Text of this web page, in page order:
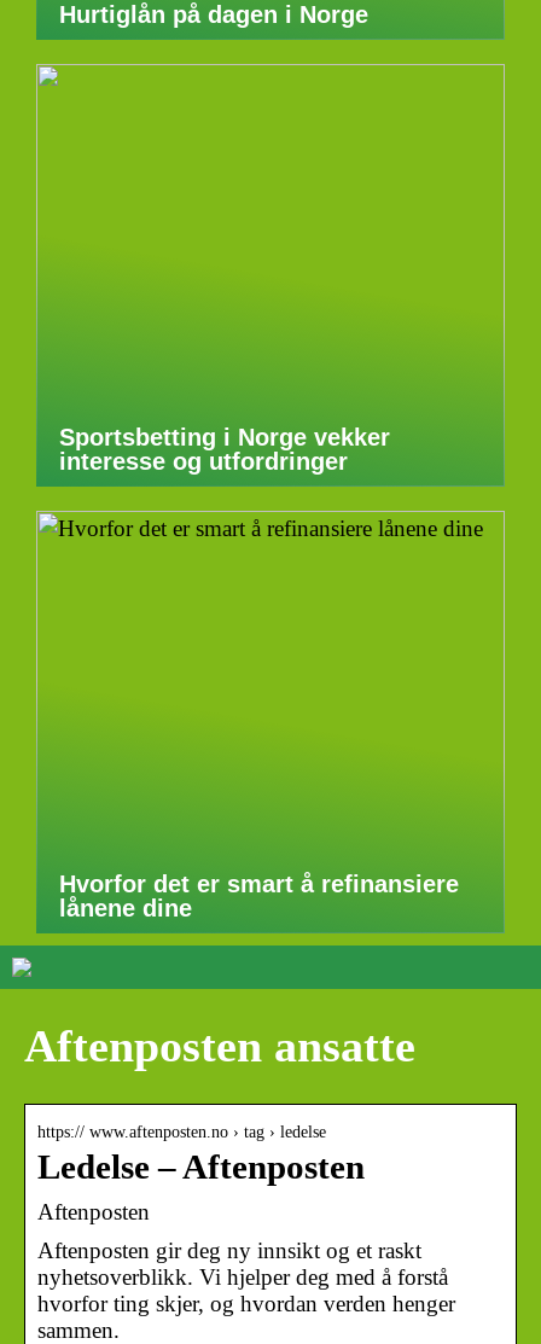
Hurtiglån på dagen i Norge
Sportsbetting i Norge vekker
interesse og utfordringer
Hvorfor det er smart å refinansiere
lånene dine
Aftenposten ansatte
https:// www.aftenposten.no › tag › ledelse
Ledelse – Aftenposten
Aftenposten
Aftenposten gir deg ny innsikt og et raskt
nyhetsoverblikk. Vi hjelper deg med å forstå
hvorfor ting skjer, og hvordan verden henger
sammen.